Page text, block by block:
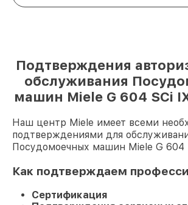
Подтверждения
обслуживания
машин Miele G 604 SCi
Наш центр Miele имеет всеми
подтверждениями для
Посудомоечных машин Miele G 604
Как подтверждаем
Сертификация